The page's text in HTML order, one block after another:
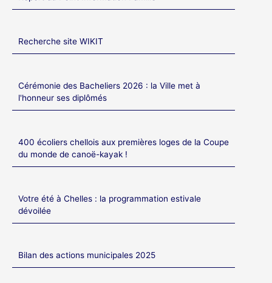
Recherche site WIKIT
Cérémonie des Bacheliers 2026 : la Ville met à
l'honneur ses diplômés
400 écoliers chellois aux premières loges de la Coupe
du monde de canoë-kayak !
Votre été à Chelles : la programmation estivale
dévoilée
Bilan des actions municipales 2025